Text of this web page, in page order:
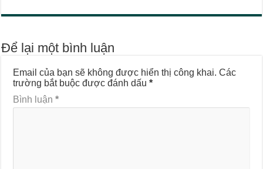
Để lại một bình luận
Email của bạn sẽ không được hiển thị công khai. Các
trường bắt buộc được đánh dấu*
Bình luận*